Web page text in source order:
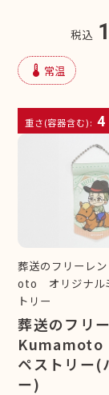
税込
device_thermostat 常温
重さ(容器含む): 4
葬送のフリーレ
oto オリジナル
トリー
葬送のフリ
ペストリー(
ー)